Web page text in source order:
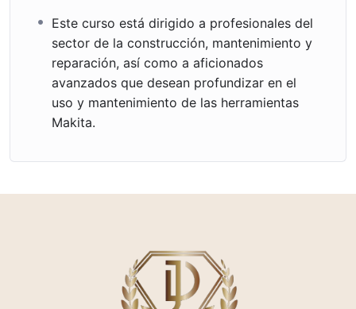
Este curso está dirigido a profesionales del
sector de la construcción, mantenimiento y
reparación, así como a aficionados
avanzados que desean profundizar en el
uso y mantenimiento de las herramientas
Makita.